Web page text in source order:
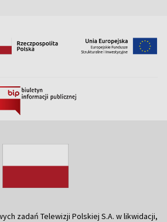
zadań Telewizji Polskiej S.A. w likwidacji,